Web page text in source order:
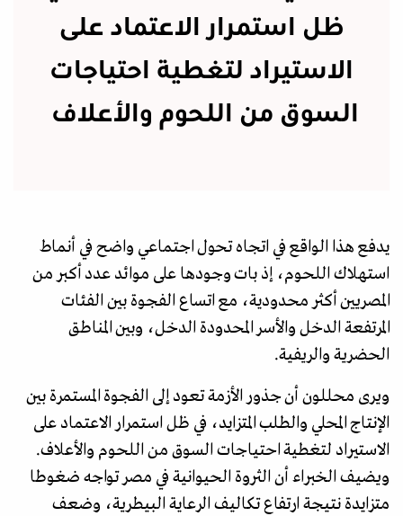
ظل استمرار الاعتماد على
الاستيراد لتغطية احتياجات
السوق من اللحوم والأعلاف
يدفع هذا الواقع في اتجاه تحول اجتماعي واضح في أنماط
استهلاك اللحوم، إذ بات وجودها على موائد عدد أكبر من
المصريين أكثر محدودية، مع اتساع الفجوة بين الفئات
المرتفعة الدخل والأسر المحدودة الدخل، وبين المناطق
الحضرية والريفية.
ويرى محللون أن جذور الأزمة تعود إلى الفجوة المستمرة بين
الإنتاج المحلي والطلب المتزايد، في ظل استمرار الاعتماد على
الاستيراد لتغطية احتياجات السوق من اللحوم والأعلاف.
ويضيف الخبراء أن الثروة الحيوانية في مصر تواجه ضغوطا
متزايدة نتيجة ارتفاع تكاليف الرعاية البيطرية، وضعف